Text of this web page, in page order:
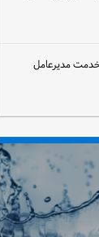
مدیرعامل